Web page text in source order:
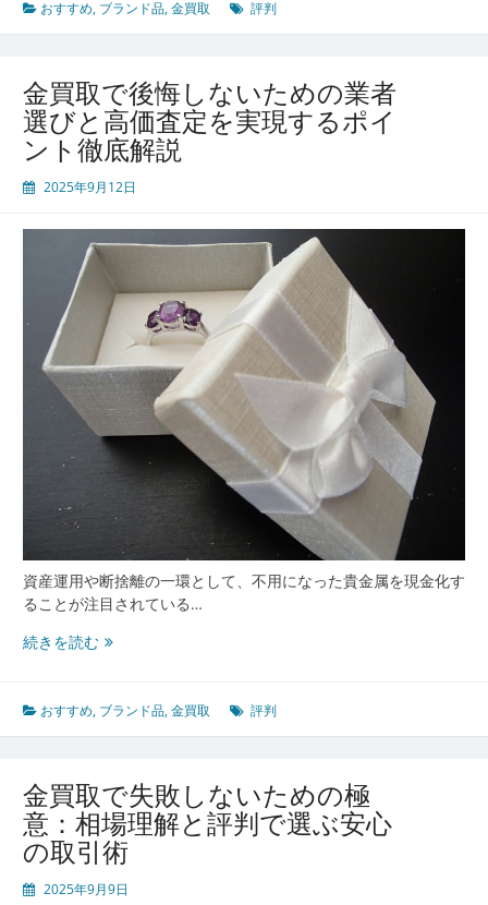
評
判
ぶ
安
心
の
金
取
初
者
も
納
得
る
徹
底
解
おすすめ, ブランド品,金買取 評判
金買取で後悔しないための業者
選びと高価査定を実現するポイ
ント徹底解説
2025年9月12日
資産運用や断捨離の一環として、不用になった貴金属を現金化す
ることが注目されている…
続きを読む金
で
後
な
い
た
め
の
おすすめ, ブランド品,金買取 評判
金買取で失敗しないための極
意：相場理解と評判で選ぶ安心
の取引術
2025年9月9日